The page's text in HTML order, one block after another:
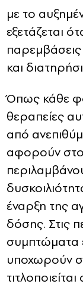
με το
εξετάζεται
και
Όπως κάθε
θεραπείες
από
αφορούν στο
έναρξη της
δόσης. Στις
συμπτώματα
υποχωρούν